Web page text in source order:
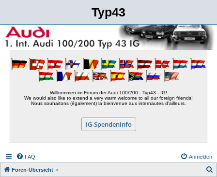
Typ43
Willkommen im Forum der Audi 100/200 - Typ43 - IG!
We would also like to extend a very warm welcome to all our foreign friends!
Nous souhaitons (également) la bienvenue aux internautes d'ailleurs.
IG-Spendeninfo
FAQ Anmelden
Foren-Übersicht